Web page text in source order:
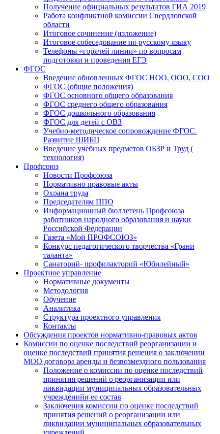
Получение официальных результатов ГИА 2019
Работа конфликтной комиссии Свердловской
области
Итоговое сочинение (изложение)
Итоговое собеседование по русскому языку
Телефоны «горячей линии» по вопросам
подготовки и проведения ЕГЭ
ФГОС
Введение обновленных ФГОС НОО, ООО, СОО
ФГОС (общие положения)
ФГОС основного общего образования
ФГОС среднего общего образования
ФГОС дошкольного образования
ФГОС для детей с ОВЗ
Учебно-методическое сопровождение ФГОС.
Развитие ШИБЦ
Введение учебных предметов ОБЗР и Труд (
технология)
Профсоюз
Новости Профсоюза
Нормативно правовые акты
Охрана труда
Председателям ППО
Информационный бюллетень Профсоюза
работников народного образования и науки
Российской Федерации
Газета «Мой ПРОФСОЮЗ»
Конкурс педагогического творчества «Грани
таланта»
Санаторий- профилакторий «Юбилейный»
Проектное управление
Нормативные документы
Методология
Обучение
Аналитика
Структура проектного управления
Контакты
Обсуждения проектов нормативно-правовых актов
Комиссии по оценке последствий реорганизации и
оценке последствий принятия решения о заключении
МОО договора аренды и безвозмездного пользования
Положение о комиссии по оценке последствий
принятия решений о реорганизации или
ликвидации муниципальных образовательных
учрежденийи ее состав
Заключения комиссии по оценке последствий
принятия решений о реорганизации или
ликвидации муниципальных образовательных